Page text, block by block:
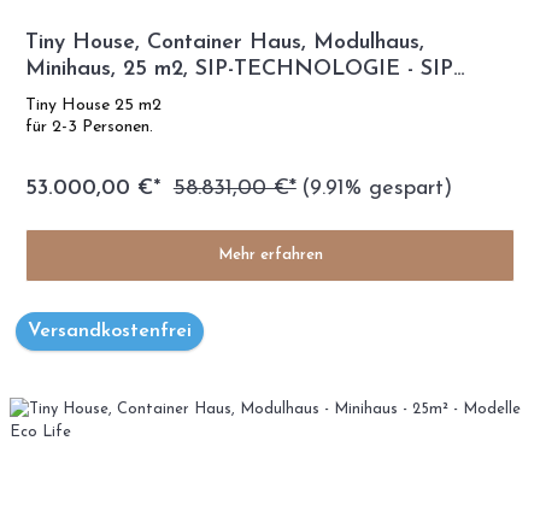
Tiny House, Container Haus, Modulhaus,
Minihaus, 25 m2, SIP-TECHNOLOGIE - SIP
Modell
Tiny House 25 m2
für 2-3 Personen.
53.000,00 €* 58.831,00 €* (9.91% gespart)
Mehr erfahren
Versandkostenfrei